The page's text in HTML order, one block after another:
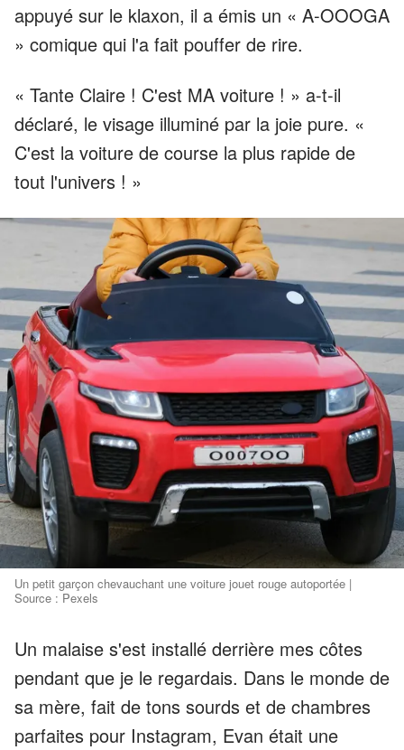
appuyé sur le klaxon, il a émis un « A-OOOGA
» comique qui l'a fait pouffer de rire.
« Tante Claire ! C'est MA voiture ! » a-t-il
déclaré, le visage illuminé par la joie pure. «
C'est la voiture de course la plus rapide de
tout l'univers ! »
Un petit garçon chevauchant une voiture jouet rouge autoportée |
Source : Pexels
Un malaise s'est installé derrière mes côtes
pendant que je le regardais. Dans le monde de
sa mère, fait de tons sourds et de chambres
parfaites pour Instagram, Evan était une